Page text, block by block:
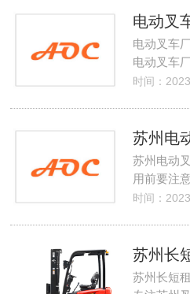
电动叉车
电动叉车
时间：
苏州电动
用前要注
时间：
苏州长短